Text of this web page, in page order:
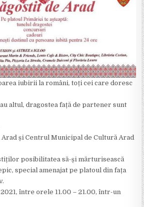
iubirii la români, toți cei care doresc
altul, dragostea față de partener sunt
și Centrul Municipal de Cultură Arad
posibilitatea să-și mărturisească
special amenajat pe platoul din fața
între orele 11.00 – 21.00, într-un